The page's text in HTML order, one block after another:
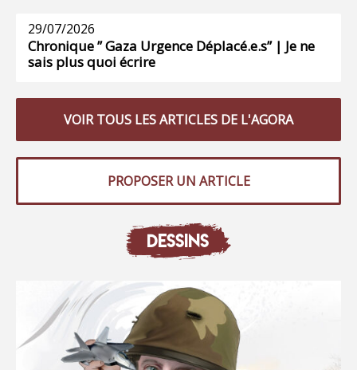
29/07/2026
Chronique ” Gaza Urgence Déplacé.e.s” | Je ne
sais plus quoi écrire
VOIR TOUS LES ARTICLES DE L'AGORA
PROPOSER UN ARTICLE
DESSINS